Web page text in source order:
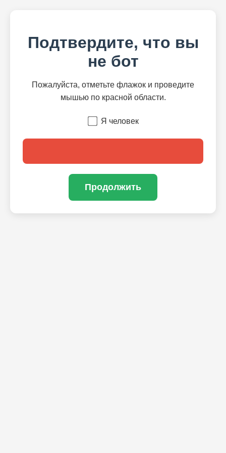
Подтвердите, что вы
не бот
Пожалуйста, отметьте флажок и проведите
мышью по красной области.
Я человек
Продолжить